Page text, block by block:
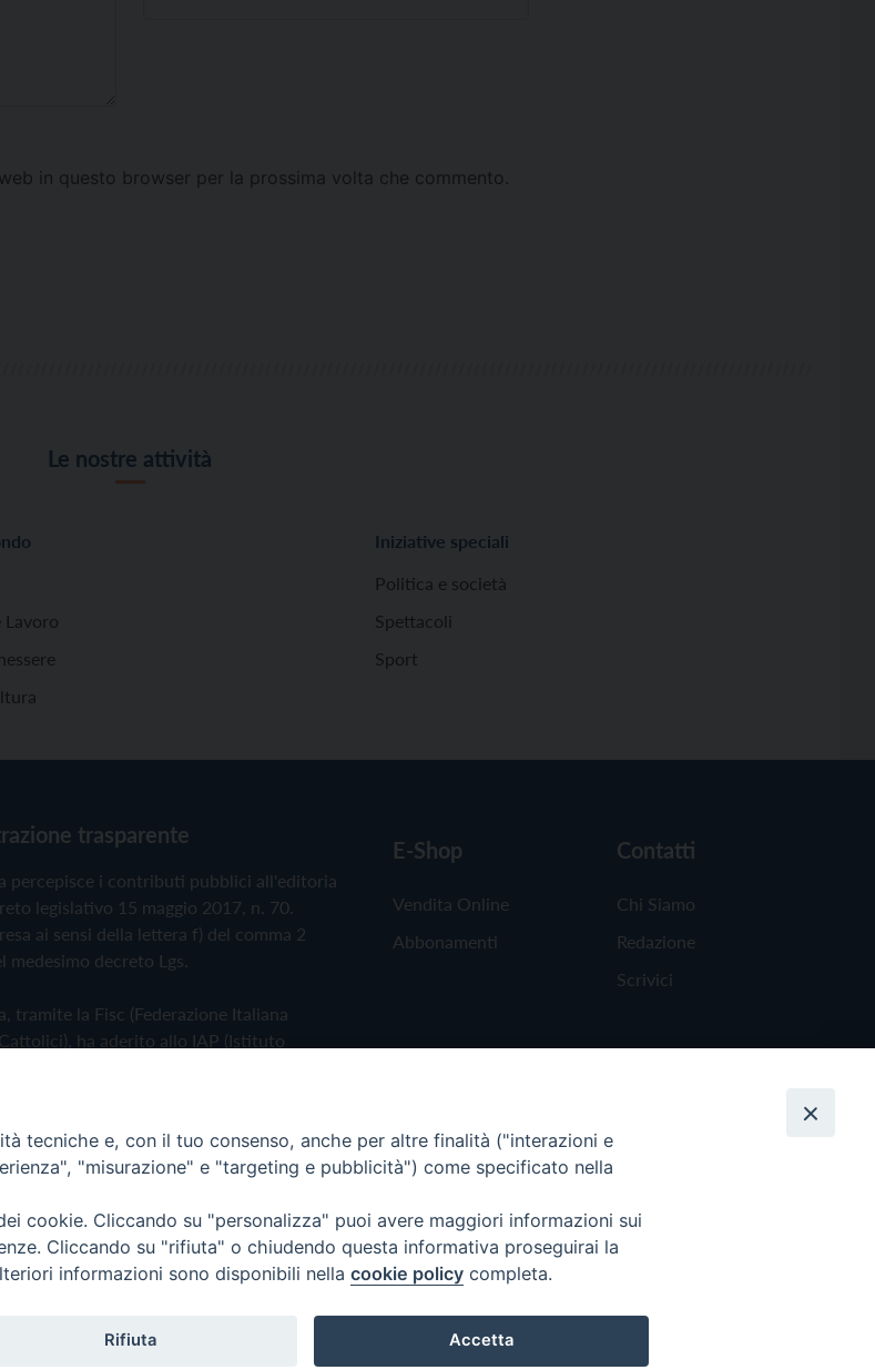
in questo browser per la prossima volta che commento.
Le nostre attività
Lavoro
Iniziative speciali
Politica e società
Spettacoli
Sport
trasparente
percepisce i contributi pubblici all'editoria
legislativo 15 maggio 2017, n. 70.
ai sensi della lettera f) del comma 2
medesimo decreto Lgs.
tramite la Fisc (Federazione Italiana
ha aderito allo IAP (Istituto
Cookie Policy
E-Shop
Vendita Online
Abbonamenti
Contatti
Chi Siamo
Redazione
Scrivici
tecniche e, con il tuo consenso, anche per altre finalità ("interazioni e
"misurazione" e "targeting e pubblicità") come specificato nella
cookie. Cliccando su "personalizza" puoi avere maggiori informazioni sui
Cliccando su "rifiuta" o chiudendo questa informativa proseguirai la
informazioni sono disponibili nella cookie policy completa.
Rifiuta Accetta